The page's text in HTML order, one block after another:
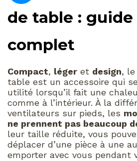
de table : guide
complet
Compact, léger et design,
table est un accessoire qui
utilité lorsqu’il fait une
comme à l’intérieur. À la
ventilateurs sur pieds, les
ne prennent pas beaucoup
leur taille réduite, vous
déplacer d’une pièce à une
emporter avec vous pendant